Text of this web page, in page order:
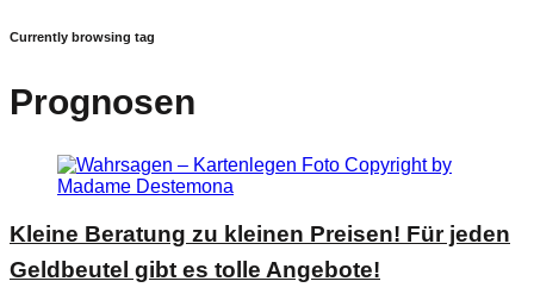
Currently browsing tag
Prognosen
Kleine Beratung zu kleinen Preisen! Für jeden
Geldbeutel gibt es tolle Angebote!